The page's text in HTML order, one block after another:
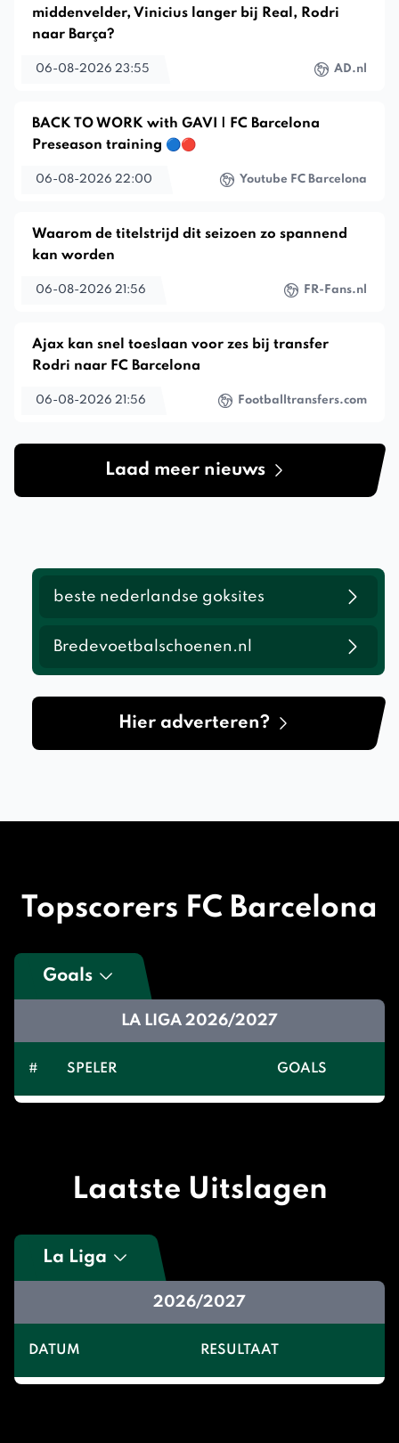
middenvelder, Vinicius langer bij Real, Rodri
naar Barça?
06-08-2026 23:55 AD.nl
BACK TO WORK with GAVI | FC Barcelona
Preseason training 🔵🔴
06-08-2026 22:00 Youtube FC Barcelona
Waarom de titelstrijd dit seizoen zo spannend
kan worden
06-08-2026 21:56 FR-Fans.nl
Ajax kan snel toeslaan voor zes bij transfer
Rodri naar FC Barcelona
06-08-2026 21:56 Footballtransfers.com
Laad meer nieuws
beste nederlandse goksites
Bredevoetbalschoenen.nl
Hier adverteren?
Topscorers FC Barcelona
Goals
LA LIGA 2026/2027
# SPELER GOALS
Laatste Uitslagen
La Liga
2026/2027
DATUM RESULTAAT